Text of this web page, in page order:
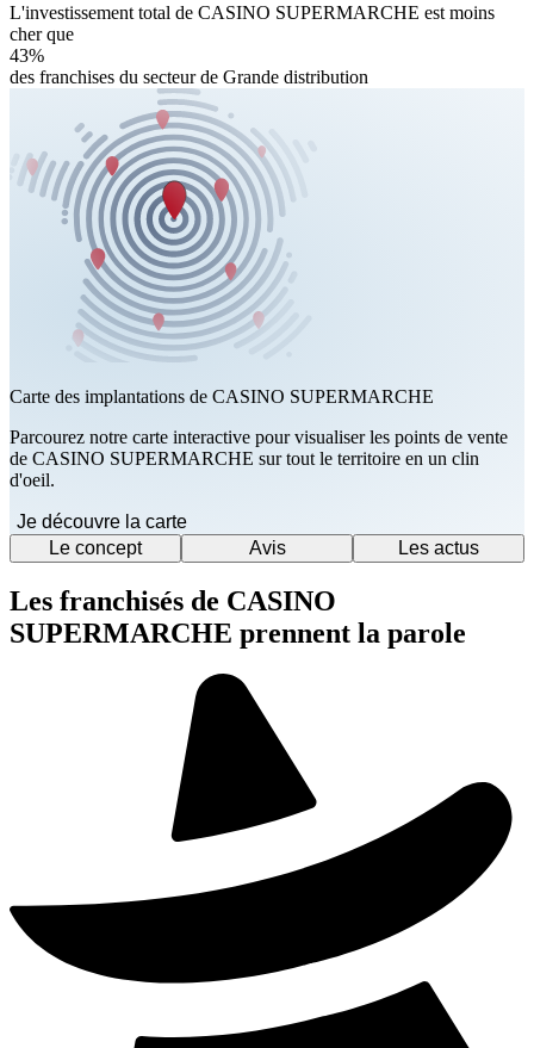
L'investissement total de CASINO SUPERMARCHE est moins
cher que
43%
des franchises du secteur de Grande distribution
Carte des implantations de CASINO SUPERMARCHE
Parcourez notre carte interactive pour visualiser les points de vente
de CASINO SUPERMARCHE sur tout le territoire en un clin
d'oeil.
Je découvre la carte
Le concept
Avis Les actus
Les franchisés de CASINO
SUPERMARCHE prennent la parole